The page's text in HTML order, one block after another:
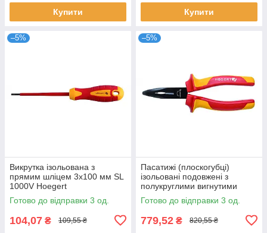
Купити Купити
–5%
Викрутка ізольована з
прямим шліцем 3x100 мм SL
1000V Hoegert
Готово до відправки 3 од.
104,07 ₴ 109,55 ₴
–5%
Пасатижі (плоскогубці)
ізольовані подовжені з
полукруглими вигнутими
губками,1000V Hoegert
Готово до відправки 3 од.
779,52 ₴ 820,55 ₴